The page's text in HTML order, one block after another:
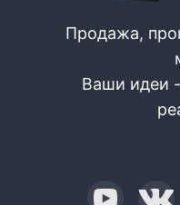
Продажа,
Ваши идеи